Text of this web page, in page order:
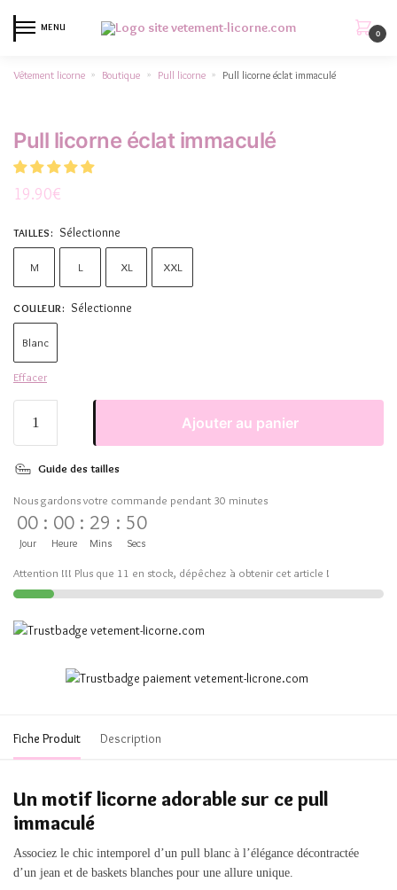
MENU
0
Vêtement licorne » Boutique » Pull licorne » Pull licorne éclat immaculé
Pull licorne éclat immaculé
19.90€
TAILLES: Sélectionne
M L XL XXL
COULEUR: Sélectionne
Blanc
Effacer
Ajouter au panier
Guide des tailles
Nous gardons votre commande pendant 30 minutes
00
Jour
: 00
Heure
: 29
Mins
: 50
Secs
Attention !!! Plus que 11 en stock, dépêchez à obtenir cet article !
Fiche Produit Description
Un motif licorne adorable sur ce pull
immaculé
Associez le chic intemporel d’un pull blanc à l’élégance décontractée
d’un jean et de baskets blanches pour une allure unique.